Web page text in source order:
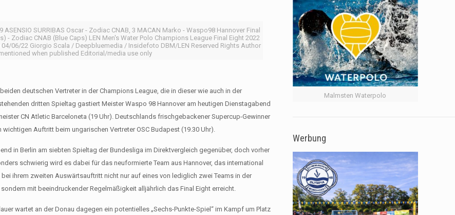
SURRIBAS Oscar - Zodiac CNAB, 3 MACAN Marko - Waspo98 Hannover Final
- Zodiac CNAB (Blue Caps) LEN Men's Water Polo Champions League Final Eight 2022
04/06/22 Giorgio Scala / Deepbluemedia / Insidefoto DBM/LEN Reserved Rights Author
when published Editorial/media use only
deutschen Vertreter in der Champions League, die in dieser wie auch in der
dritten Spieltag gastiert Meister Waspo 98 Hannover am heutigen Dienstagabend
CN Atletic Barceloneta (19 Uhr). Deutschlands frischgebackener Supercup-Gewinner
Auftritt beim ungarischen Vertreter OSC Budapest (19.30 Uhr).
in Berlin am siebten Spieltag der Bundesliga im Direktvergleich gegenüber, doch vorher
schwierig wird es dabei für das neuformierte Team aus Hannover, das international
ihrem zweiten Auswärtsauftritt nicht nur auf eines von lediglich zwei Teams in der
mit beeindruckender Regelmäßigkeit alljährlich das Final Eight erreicht.
wartet an der Donau dagegen ein potentielles „Sechs-Punkte-Spiel“ im Kampf um Platz
Malmsten Waterpolo
Werbung